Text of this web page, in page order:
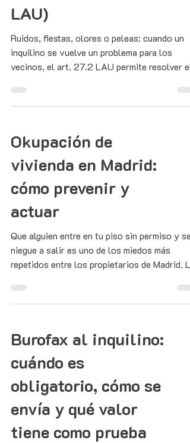
LAU)
Ruidos, fiestas, olores o peleas: cuando un
inquilino se vuelve un problema para los
vecinos, el art. 27.2 LAU permite resolver el
pasos en Madrid.
Okupación de
vivienda en Madrid:
cómo prevenir y
actuar
Que alguien entre en tu piso sin permiso y se
niegue a salir es uno de los miedos más
repetidos entre los propietarios de Madrid. La
okupación puede resolverse por vía penal
rápida.
Burofax al inquilino:
cuándo es
obligatorio, cómo se
envía y qué valor
tiene como prueba